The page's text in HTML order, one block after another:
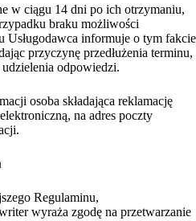
w ciągu 14 dni po ich otrzymaniu,
braku możliwości
Usługodawca informuje o tym fakcie
przyczynę przedłużenia terminu,
odpowiedzi.
osoba składająca reklamację
na adres poczty
Regulaminu,
wyraża zgodę na przetwarzanie